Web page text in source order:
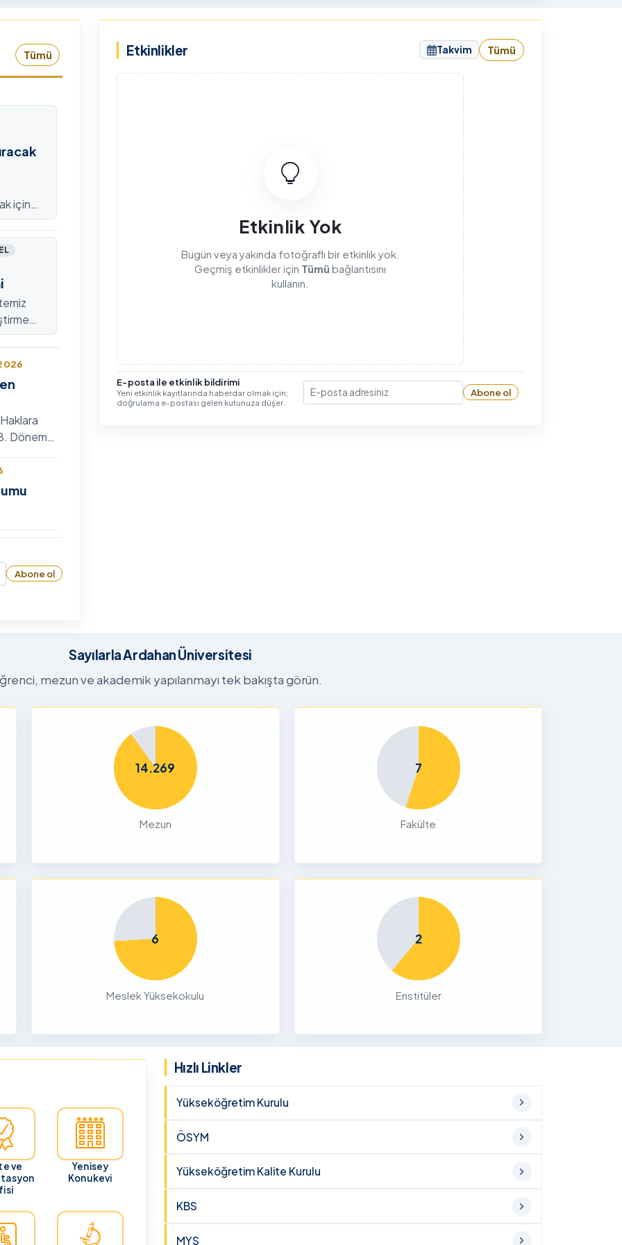
Üniversitesi Yenisey
ev sahipliğinde
akademik katkı ve proje
Tümü
için
Dönem
2027
2026-
ve
Odaklı
21
Abone ol
Etkinlikler Takvim Tümü
Etkinlik Yok
Bugün veya yakında fotoğraflı bir etkinlik yok.
Geçmiş etkinlikler için Tümü bağlantısını
kullanın.
E-posta ile etkinlik bildirimi
Yeni etkinlik kayıtlarında haberdar olmak için;
doğrulama e-postası gelen kutunuza düşer.
E-posta
Abone ol
Sayılarla Ardahan Üniversitesi
mezun ve akademik yapılanmayı tek bakışta görün.
14.269
Mezun
7
Fakülte
6
Meslek Yüksekokulu
2
Enstitüler
ve
Yenisey
Konukevi
Hızlı Linkler
Yükseköğretim Kurulu
ÖSYM
Yükseköğretim Kalite Kurulu
KBS
MYS